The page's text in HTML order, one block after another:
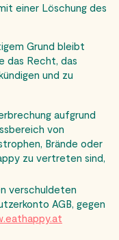
einer Löschung des
Grund bleibt
das Recht, das
und zu
aufgrund
von
Brände oder
zu vertreten sind,
verschuldeten
AGB, gegen